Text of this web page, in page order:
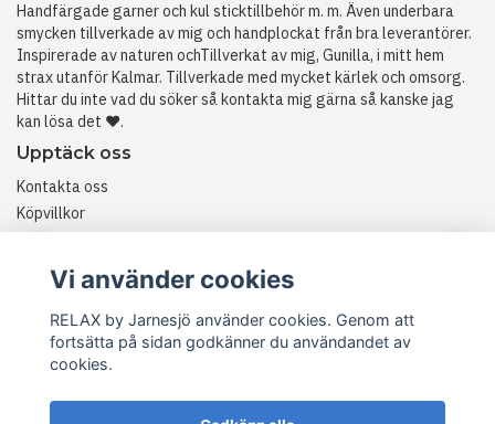
Handfärgade garner och kul sticktillbehör m. m. Även underbara
smycken tillverkade av mig och handplockat från bra leverantörer.
Inspirerade av naturen ochTillverkat av mig, Gunilla, i mitt hem
strax utanför Kalmar. Tillverkade med mycket kärlek och omsorg.
Hittar du inte vad du söker så kontakta mig gärna så kanske jag
kan lösa det ❤️.
Upptäck oss
Kontakta oss
Köpvillkor
RETURERVi använder cookies
RELAX by Jarnesjö använder cookies. Genom att
fortsätta på sidan godkänner du användandet av
cookies.